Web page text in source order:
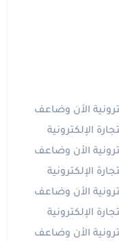
الأن وضاعف
الإلكترونية
الأن وضاعف
الإلكترونية
الأن وضاعف
الإلكترونية
الأن وضاعف